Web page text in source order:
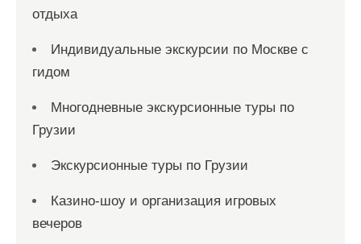
отдыха
Индивидуальные экскурсии по Москве с
гидом
Многодневные экскурсионные туры по
Грузии
Экскурсионные туры по Грузии
Казино-шоу и организация игровых
вечеров